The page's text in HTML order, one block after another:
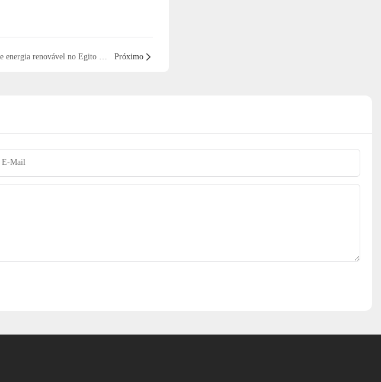
O ritmo de desenvolvimento de energia renovável no Egito acelerou Próximo
E-Mail